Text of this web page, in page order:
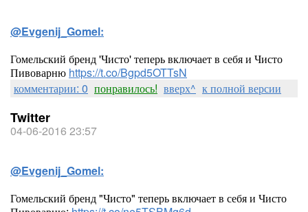
@Evgenij_Gomel:
Гомельский бренд 'Чисто' теперь включает в себя и Чисто
Пивоварню https://t.co/Bgpd5OTTsN
комментарии: 0 понравилось! вверх^ к полной версии
Twitter
04-06-2016 23:57
@Evgenij_Gomel:
Гомельский бренд "Чисто" теперь включает в себя и Чисто